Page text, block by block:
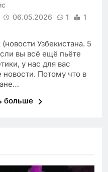
06.05.2026 1
1
(новости Узбекистана. 5
вы всё ещё пьёте
у нас для вас
новости. Потому что в
больше